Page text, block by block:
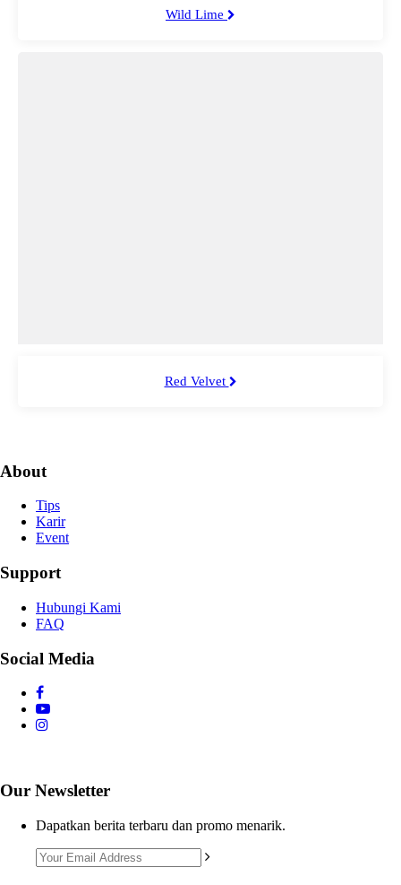
Wild Lime
Red Velvet
About
Tips
Karir
Event
Support
Hubungi Kami
FAQ
Social Media
Our Newsletter
Dapatkan berita terbaru dan promo menarik.